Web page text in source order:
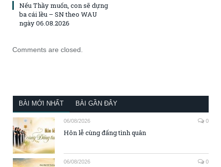
Nếu Thầy muốn, con sẽ dựng
ba cái lều – SN theo WAU
ngày 06.08.2026
Comments are closed.
BÀI MỚI NHẤT BÀI GẦN ĐÂY
06/08/2026 0
Hôn lễ cùng đấng tình quân
06/08/2026 0